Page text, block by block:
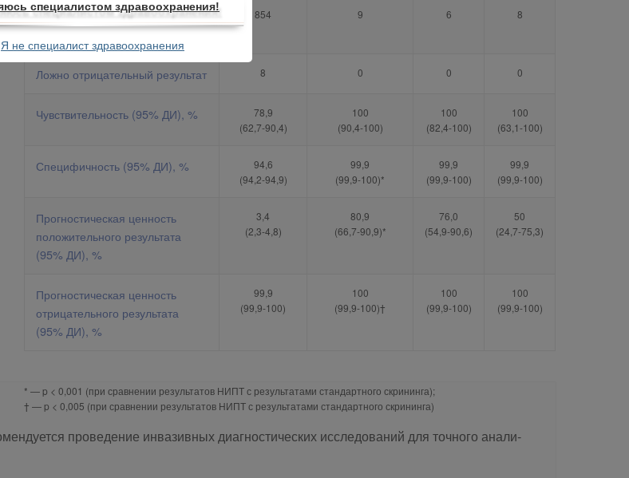
Ложно положительный
результат
854 9 6 8
Ложно отрицательный результат 8 0 0 0
Чувствительность (95% ДИ), %
78,9
(62,7-90,4)
100
(90,4-100)
100
(82,4-100)
100
(63,1-100)
Специфичность (95% ДИ), %
94,6
(94,2-94,9)
99,9
(99,9-100)*
99,9
(99,9-100)
99,9
(99,9-100)
Прогностическая ценность
положительного результата
(95% ДИ), %
3,4
(2,3-4,8)
80,9
(66,7-90,9)*
76,0
(54,9-90,6)
50
(24,7-75,3)
Прогностическая ценность
отрицательного результата
(95% ДИ), %
99,9
(99,9-100)
100
(99,9-100)†
100
(99,9-100)
100
(99,9-100)
* — p < 0,001 (при сравнении результатов НИПТ с результатами стандартного скрининга);
† — p < 0,005 (при сравнении результатов НИПТ с результатами стандартного скрининга)
про­ве­де­ние ин­ва­зив­ных ди­а­гно­сти­че­ских ис­сле­до­ва­ний для точ­но­го ана­ли­
специалистом здравоохранения!
Я не специалист здравоохранения